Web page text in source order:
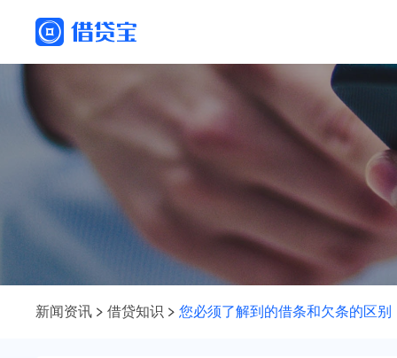
新闻资讯 借贷知识 您必须了解到的借条和欠条的区别